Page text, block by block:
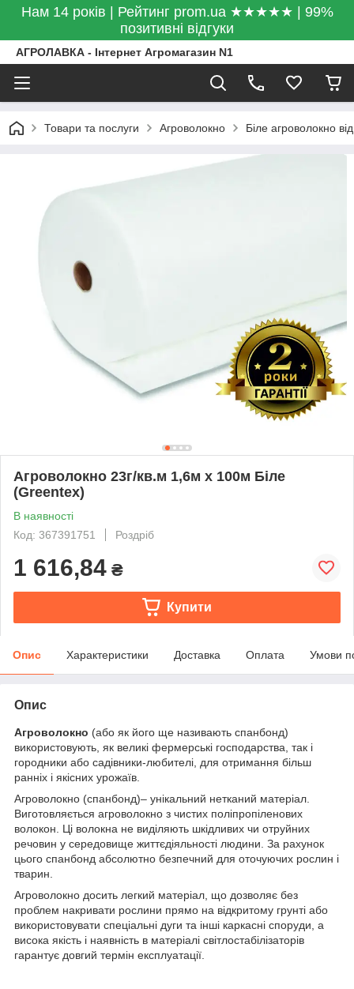
Нам 14 років | Рейтинг prom.ua ★★★★★ | 99%
позитивні відгуки
АГРОЛАВКА - Інтернет Агромагазин N1
Товари та послуги Агроволокно Біле агроволокно
Агроволокно 23г/кв.м 1,6м х 100м Біле
(Greentex)
В наявності
Код: 367391751
Роздріб
1 616,84 ₴
Купити
Опис Характеристики Доставка Оплата Умови
Опис
Агроволокно (або як його ще називають спанбонд)
використовують, як великі фермерські господарства, так і
городники або садівники-любителі, для отримання більш
ранніх і якісних урожаїв.
Агроволокно (спанбонд)– унікальний нетканий матеріал.
Виготовляється агроволокно з чистих поліпропіленових
волокон. Ці волокна не виділяють шкідливих чи отруйних
речовин у середовище життєдіяльності людини. За рахунок
цього спанбонд абсолютно безпечний для оточуючих рослин і
тварин.
Агроволокно досить легкий матеріал, що дозволяє без
проблем накривати рослини прямо на відкритому грунті або
використовувати спеціальні дуги та інші каркасні споруди, а
висока якість і наявність в матеріалі світлостабілізаторів
гарантує довгий термін експлуатації.